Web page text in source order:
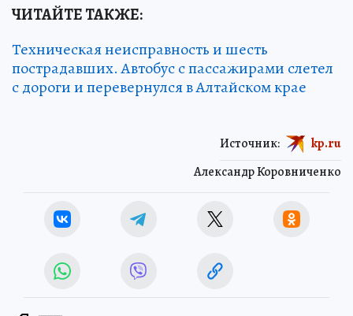
ЧИТАЙТЕ ТАКЖЕ:
Техническая неисправность и шесть
пострадавших. Автобус с пассажирами слетел
с дороги и перевернулся в Алтайском крае
Александр Коровниченко
Источник: kp.ru